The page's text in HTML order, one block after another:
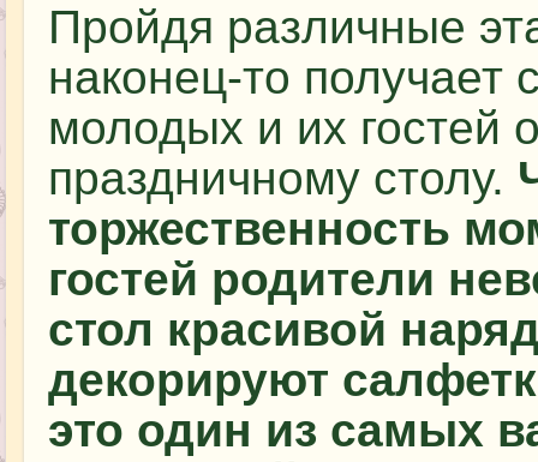
Пройдя различные
наконец-то получает
молодых и их гостей
праздничному столу.
торжественность
гостей родители
стол красивой
декорируют
это один из самых